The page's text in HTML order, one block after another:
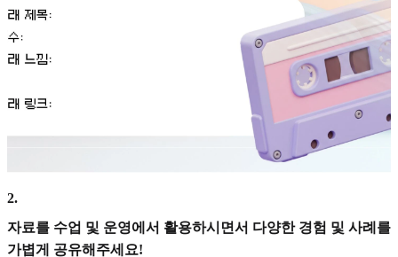
2.
자료를 수업 및 운영에서 활용하시면서 다양한 경험 및 사례를
가볍게 공유해주세요!